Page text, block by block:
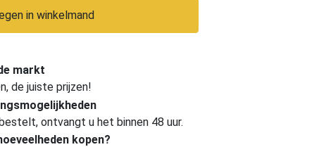
in winkelmand
markt
de juiste prijzen!
ontvangt u het binnen 48 uur.
kopen?